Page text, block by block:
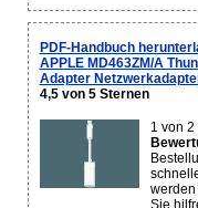
PDF-Handbuch
APPLE MD463ZM/A
Adapter
4,5 von 5 Sternen
1 von 2
werden
Sie